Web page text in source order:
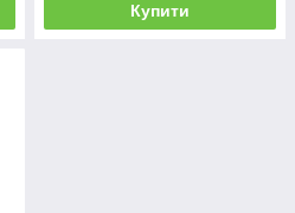
Купити